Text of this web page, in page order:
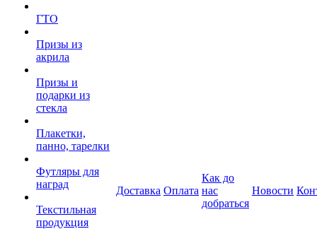
ГТО
Призы из
акрила
Призы и
подарки из
стекла
Плакетки,
панно, тарелки
Футляры для
наград
Текстильная
продукция
Доставка Оплата
Как до
нас
добраться
Новости